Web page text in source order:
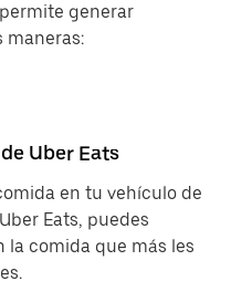
generar
maneras:
Uber Eats
en tu vehículo de
Eats, puedes
la comida que más les